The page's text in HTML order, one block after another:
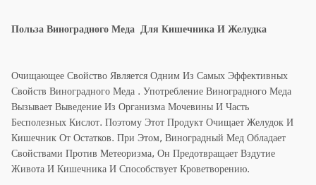
Польза Виноградного Меда Для Кишечника И Желудка
Очищающее Свойство Является Одним Из Самых Эффективных
Свойств Виноградного Меда . Употребление Виноградного Меда
Вызывает Выведение Из Организма Мочевины И Часть
Бесполезных Кислот. Поэтому Этот Продукт Очищает Желудок И
Кишечник От Остатков. При Этом, Виноградный Мед Обладает
Свойствами Против Метеоризма, Он Предотвращает Вздутие
Живота И Кишечника И Способствует Кроветворению.